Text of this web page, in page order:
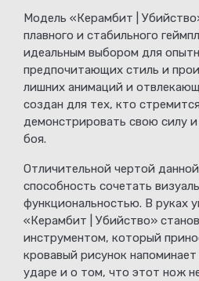
Модель «Керамбит |
плавного и стабильного
идеальным выбором для
предпочитающих стиль и
лишних анимаций и
создан для тех, кто
демонстрировать свою силу и
боя.
Отличительной чертой
способность сочетать
функциональностью. В руках
«Керамбит | Убийство»
инструментом, который
кровавый рисунок
ударе и о том, что этот нож